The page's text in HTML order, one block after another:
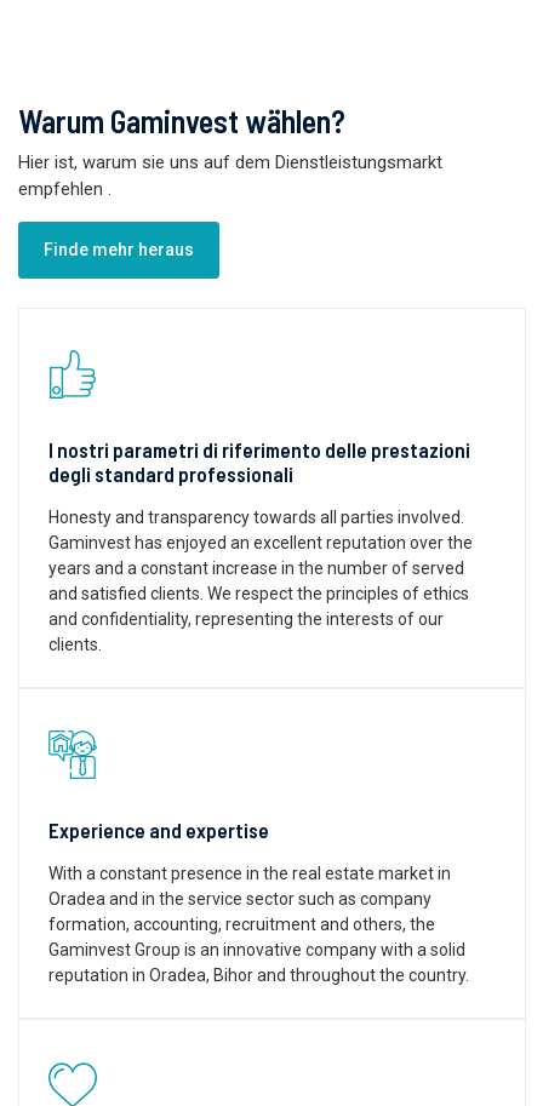
Warum Gaminvest wählen?
Hier ist, warum sie uns auf dem Dienstleistungsmarkt
empfehlen
Finde mehr heraus
I nostri parametri di riferimento delle prestazioni
degli standard professionali
Honesty and transparency towards all parties involved.
Gaminvest has enjoyed an excellent reputation over the
years and a constant increase in the number of served
and satisfied clients. We respect the principles of ethics
and confidentiality, representing the interests of our
clients.
Experience and expertise
With a constant presence in the real estate market in
Oradea and in the service sector such as company
formation, accounting, recruitment and others, the
Gaminvest Group is an innovative company with a solid
reputation in Oradea, Bihor and throughout the country.